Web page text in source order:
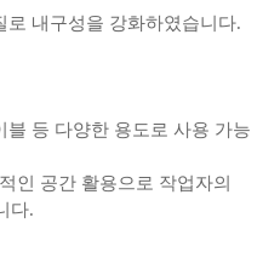
로 내구성을 강화하였습니다.
등 다양한 용도로 사용 가능
인 공간 활용으로 작업자의
다.